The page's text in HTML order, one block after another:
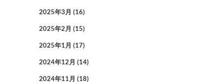
2025年3月 (16)
2025年2月 (15)
2025年1月 (17)
2024年12月 (14)
2024年11月 (18)